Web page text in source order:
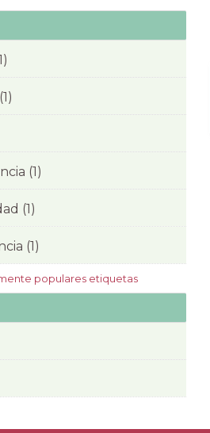
(1)
(1)
(1)
populares etiquetas